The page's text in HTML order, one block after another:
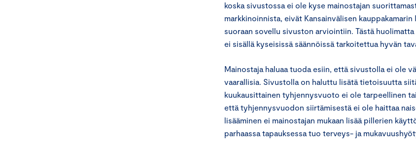
koska sivustossa ei ole kyse mainostajan
markkinoinnista, eivät Kansainvälisen
suoraan sovellu sivuston arviointiin. Tästä
ei sisällä kyseisissä säännöissä tarkoitettua hyvän
Mainostaja haluaa tuoda esiin, että sivustolla ei ole
vaarallisia. Sivustolla on haluttu lisätä tietoisuutta
kuukausittainen tyhjennysvuoto ei ole tarpeellinen
että tyhjennysvuodon siirtämisestä ei ole haittaa
lisääminen ei mainostajan mukaan lisää pillerien
parhaassa tapauksessa tuo terveys- ja